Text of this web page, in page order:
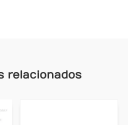
relacionados